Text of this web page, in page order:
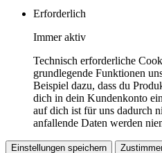
Erforderlich
Immer aktiv
Technisch erforderliche
grundlegende Funktionen
Beispiel dazu, dass du
dich in dein Kundenkonto
auf dich ist für uns dadurch
anfallende Daten werden
Einstellungen speichern